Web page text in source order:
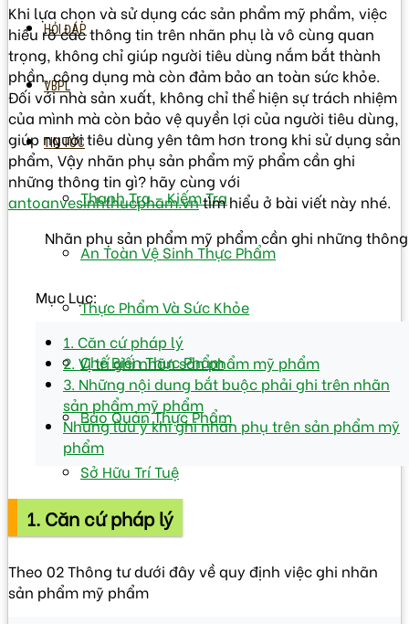
HỎI ĐÁP
VBPL
TIN TỨC
Thanh Tra – Kiếm Tra
An Toàn Vệ Sinh Thực Phẩm
Thực Phẩm Và Sức Khỏe
Chế Biến Thực Phẩm
Bảo Quản Thực Phẩm
Sở Hữu Trí Tuệ
VIDEO
Khi lựa chọn và sử dụng các sản phẩm mỹ phẩm, việc
hiểu rõ các thông tin trên nhãn phụ là vô cùng quan
trọng, không chỉ giúp người tiêu dùng nắm bắt thành
phần, công dụng mà còn đảm bảo an toàn sức khỏe.
Đối với nhà sản xuất, không chỉ thể hiện sự trách nhiệm
của mình mà còn bảo vệ quyền lợi của người tiêu dùng,
giúp người tiêu dùng yên tâm hơn trong khi sử dụng sản
phẩm, Vậy nhãn phụ sản phẩm mỹ phẩm cần ghi
những thông tin gì? hãy cùng với
antoanvesinhthucpham.vntìm hiểu ở bài viết này nhé.
Nhãn phụ sản phẩm mỹ phẩm cần ghi những
Mục Lục:
1. Căn cứ pháp lý
2. Vị trí ghi nhãn sản phẩm mỹ phẩm
3. Những nội dung bắt buộc phải ghi trên nhãn
sản phẩm mỹ phẩm
Những lưu ý khi ghi nhãn phụ trên sản phẩm mỹ
phẩm
1. Căn cứ pháp lý
Theo 02 Thông tư dưới đây về quy định việc ghi nhãn
sản phẩm mỹ phẩm